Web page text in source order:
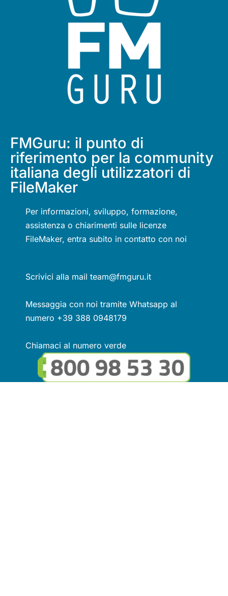
FMGuru: il punto di
riferimento per la community
italiana degli utilizzatori di
FileMaker
Per informazioni, sviluppo, formazione,
assistenza o chiarimenti sulle licenze
FileMaker, entra subito in contatto con noi
Scrivici alla mail team@fmguru.it
Messaggia con noi tramite Whatsapp al
numero +39 388 0948179
Chiamaci al numero verde